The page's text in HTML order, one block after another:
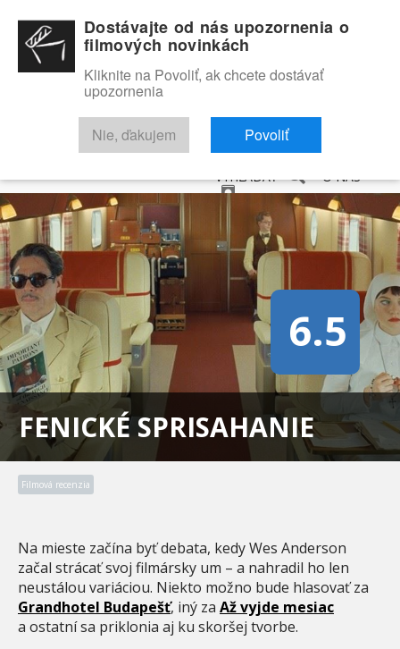
RECENZIE TRAILERY FILMOVÁ DATABÁZA
VYHĽADAŤ O NÁS
FENICKÉ SPRISAHANIE
6.5
Filmová recenzia
Na mieste začína byť debata, kedy Wes Anderson
začal strácať svoj filmársky um – a nahradil ho len
neustálou variáciou. Niekto možno bude hlasovať za
Grandhotel Budapešť, iný za Až vyjde mesiac
a ostatní sa priklonia aj ku skoršej tvorbe.
Dostávajte od nás upozornenia o
filmových novinkách
Kliknite na Povoliť, ak chcete dostávať
upozornenia
Nie, ďakujem Povoliť